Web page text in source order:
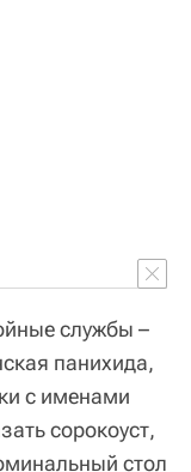
службы –
панихида,
с именами
сорокоуст,
стол